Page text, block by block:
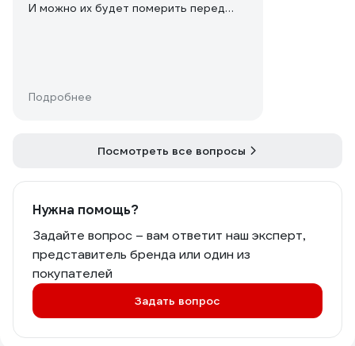
И можно их будет померить перед
Подробнее
Посмотреть все вопросы
Нужна помощь?
Задайте вопрос – вам ответит наш эксперт,
представитель бренда или один из
покупателей
Задать вопрос